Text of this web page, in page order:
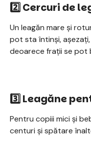
2️⃣ Cercuri de
Un leagăn mare și
pot sta întinși,
deoarece frații se pot
3️⃣ Leagăne
Pentru copiii mici și
centuri și spătare